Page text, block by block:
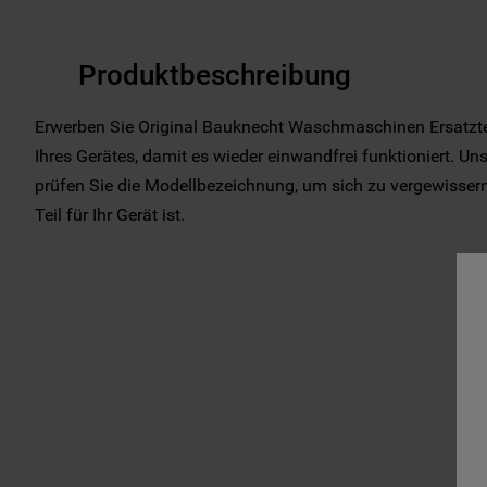
Produktbeschreibung
Erwerben Sie Original Bauknecht Waschmaschinen
Ihres Gerätes, damit es wieder einwandfrei funktioniert.
prüfen Sie die Modellbezeichnung, um sich zu
Teil für Ihr Gerät ist.